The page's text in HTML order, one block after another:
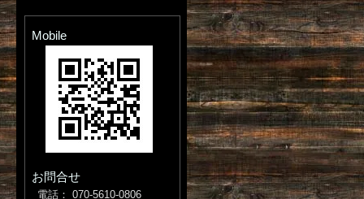
Mobile
お問合せ
電話： 070-5610-0806